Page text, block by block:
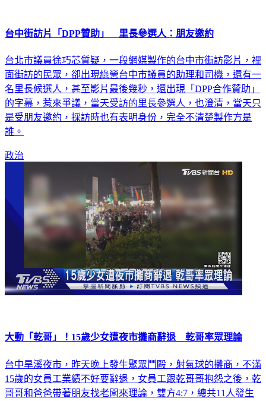
台中街訪片「DPP贊助」 里長參選人：朋友邀約
台北市議員徐巧芯質疑，一段網媒製作的台中市街訪影片，裡
面街訪的民眾，卻出現綠營台中市議員的助理和司機，還有一
名里長候選人，甚至影片最後幾秒，還出現「DPP合作贊助」
的字幕，惹來爭議，當天受訪的里長參選人，也澄清，當天只
是受朋友邀約，採訪時也有表明身份，完全不清楚製作方是
誰。
政治
大動「乾哥」！15歲少女遭夜市攤商辭退 乾哥率眾理論
台中旱溪夜市，昨天晚上發生聚眾鬥毆，射氣球的攤商，不滿
15歲的女員工業績不好要辭退，女員工跟乾哥哥抱怨之後，乾
哥哥和爸爸帶著朋友找老闆來理論，雙方4:7，總共11人發生